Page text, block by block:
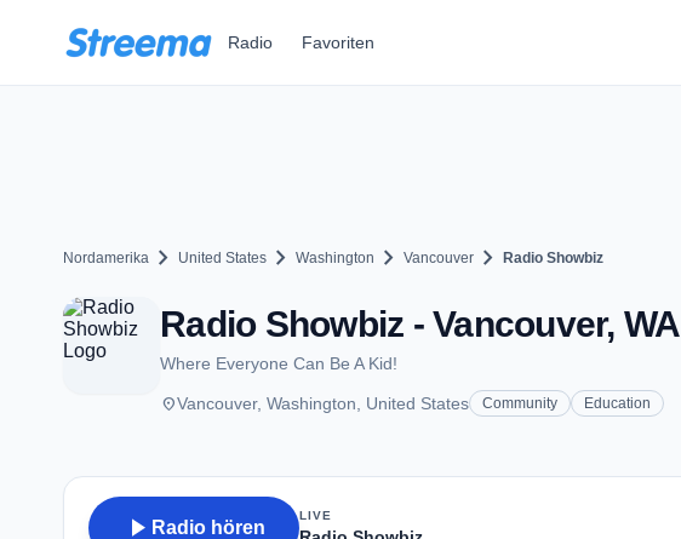
Radio Favoriten
Nordamerika chevron_right United States chevron_right Washington chevron_right Vancouver chevron_right Radio Showbiz
Radio Showbiz - Vancouver, WA
Where Everyone Can Be A Kid!
placeVancouver, Washington, United States Community Education
play_arrow Radio hören
LIVE